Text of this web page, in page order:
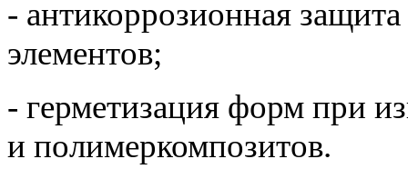
- антикоррозионная
элементов;
- герметизация форм при
и полимеркомпозитов.